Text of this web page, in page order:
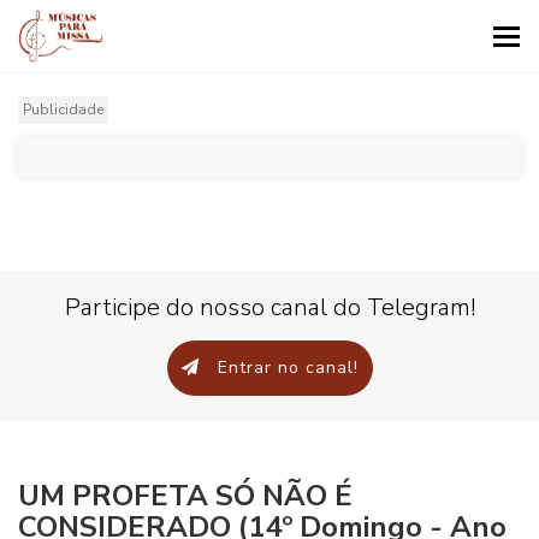
Publicidade
Participe do nosso canal do Telegram!
Entrar no canal!
UM PROFETA SÓ NÃO É
CONSIDERADO (14º Domingo - Ano